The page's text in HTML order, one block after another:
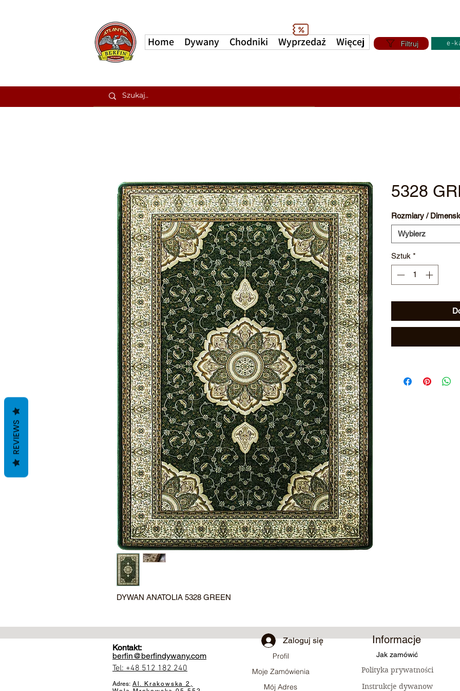
Home Dywany Chodniki Wyprzedaż Więcej Filtruj e-
DYWAN ANATOLIA 5328 GREEN
5328
Rozmiary /
Wybierz
Sztuk *
Kontakt:
berfin@berfindywany.com
Tel: +48 512 182 240
Adres: Al. Krakowska 2,
Zaloguj się Informacje
Profil
Moje Zamówienia
Mój Adres
Jak zamówić
Polityka prywatności
Instrukcje dywanow
REVIEWS